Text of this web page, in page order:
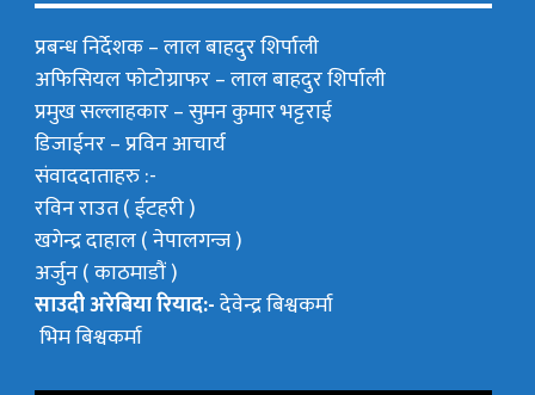
प्रबन्ध निर्देशक –लाल बाहदुर शिर्पाली
अफिसियल फोटोग्राफर –लाल बाहदुर शिर्पाली
प्रमुख सल्लाहकार –सुमन कुमार भट्टराई
डिजाईनर – प्रविन आचार्य
संवाददाताहरु :-
रविन राउत ( ईटहरी )
खगेन्द्र दाहाल ( नेपालगन्ज )
अर्जुन ( काठमाडौं )
साउदी अरेबिया रियाद:-देवेन्द्र बिश्वकर्मा
भिम बिश्वकर्मा